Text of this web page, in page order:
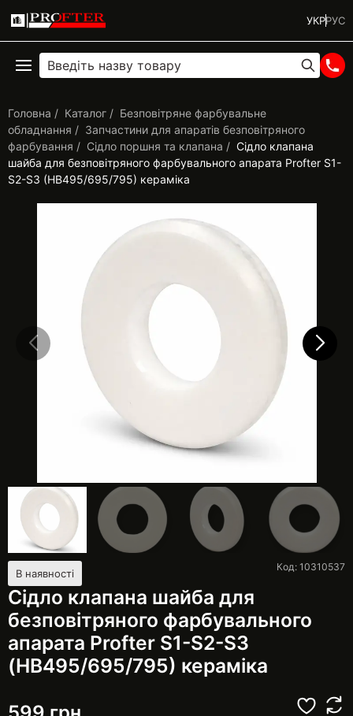
УКРРУС
Головна Каталог
Безповітряне фарбувальне
обладнання
Запчастини для апаратів безповітряного
фарбування
Сідло поршня та клапана
Сідло клапана
шайба для безповітряного фарбувального апарата Profter S1-
S2-S3 (HB495/695/795) кераміка
В наявності
Сідло клапана шайба для
безповітряного фарбувального
апарата Profter S1-S2-S3
(HB495/695/795) кераміка
Код: 10310537